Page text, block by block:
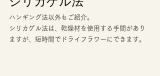
ハンギング法以外もご紹介。
シリカゲル法は、乾燥材を使用する手間があり
ますが、短時間でドライフラワーにできます。